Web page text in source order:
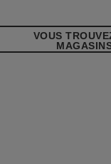
VOUS